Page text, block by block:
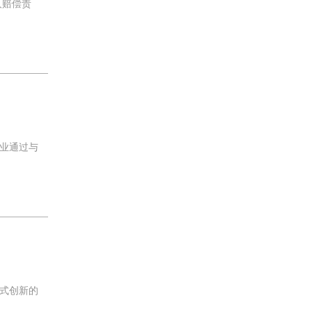
偿责
通过与
创新的